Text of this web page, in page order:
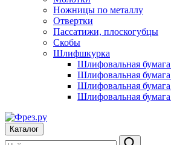
Ножницы по металлу
Отвертки
Пассатижи, плоскогубцы
Скобы
Шлифшкурка
Шлифовальная
Шлифовальная
Шлифовальная
Шлифовальная
Каталог